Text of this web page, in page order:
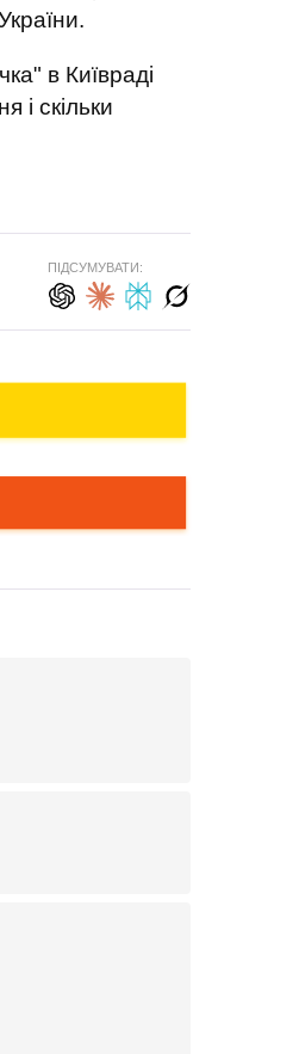
в Київраді
і скільки
ПІДСУМУВАТИ: